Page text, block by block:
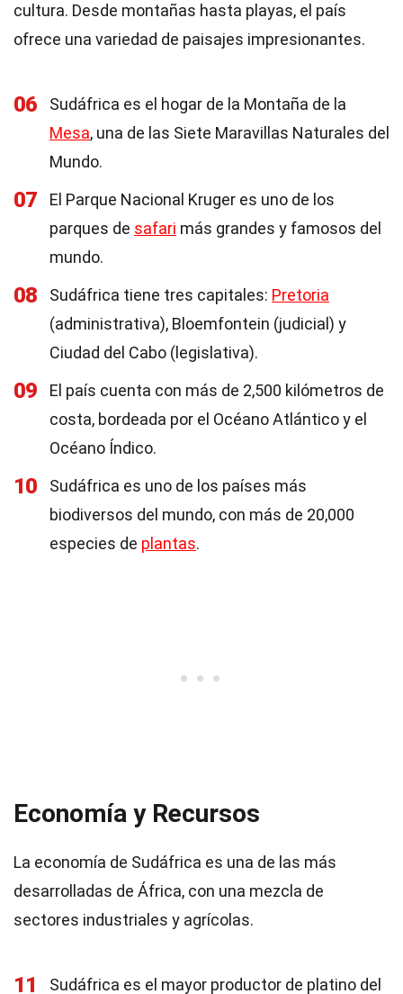
cultura. Desde montañas hasta playas, el país
ofrece una variedad de paisajes impresionantes.
06
Sudáfrica es el hogar de la Montaña de la
Mesa, una de las Siete Maravillas Naturales del
Mundo.
07
El Parque Nacional Kruger es uno de los
parques de safari más grandes y famosos del
mundo.
08 Sudáfrica tiene tres capitales: Pretoria
(administrativa), Bloemfontein (judicial) y
Ciudad del Cabo (legislativa).
09
El país cuenta con más de 2,500 kilómetros de
costa, bordeada por el Océano Atlántico y el
Océano Índico.
10
Sudáfrica es uno de los países más
biodiversos del mundo, con más de 20,000
especies de plantas.
Economía y Recursos
La economía de Sudáfrica es una de las más
desarrolladas de África, con una mezcla de
sectores industriales y agrícolas.
11 Sudáfrica es el mayor productor de platino del